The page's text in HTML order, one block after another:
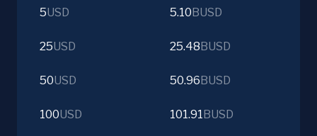
5USD 5.10 BUSD
25USD 25.48 BUSD
50USD 50.96 BUSD
100USD 101.91 BUSD